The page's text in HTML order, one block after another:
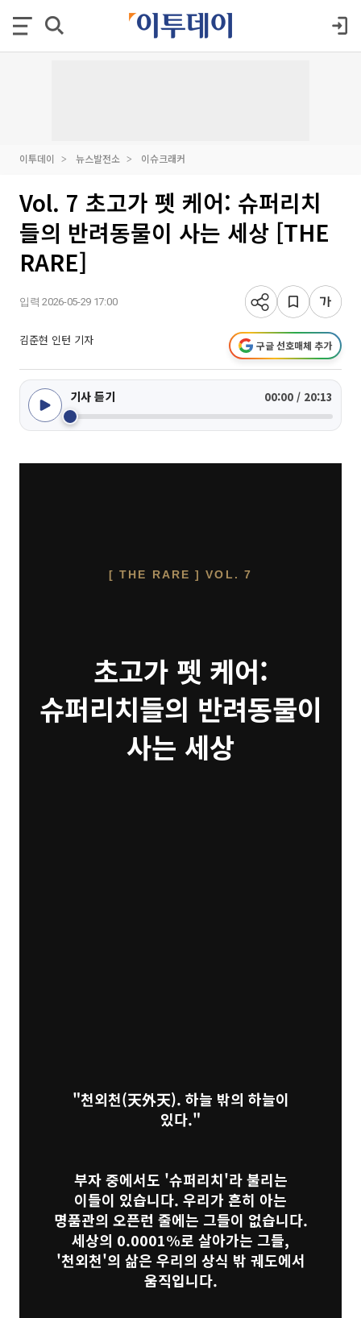
이투데이 뉴스발전소 이슈크래커
Vol. 7 초고가 펫 케어: 슈퍼리치
들의 반려동물이 사는 세상 [THE
RARE]
입력 2026-05-29 17:00
김준현 인턴 기자 구글 선호매체 추가
기사 듣기 00:00 / 20:13
[ THE RARE ] VOL. 7
초고가 펫 케어:
슈퍼리치들의 반려동물이
사는 세상
"천외천(天外天). 하늘 밖의 하늘이
있다."
부자 중에서도 '슈퍼리치'라 불리는
이들이 있습니다. 우리가 흔히 아는
명품관의 오픈런 줄에는 그들이 없습니다.
세상의 0.0001%로 살아가는 그들,
'천외천'의 삶은 우리의 상식 밖 궤도에서
움직입니다.